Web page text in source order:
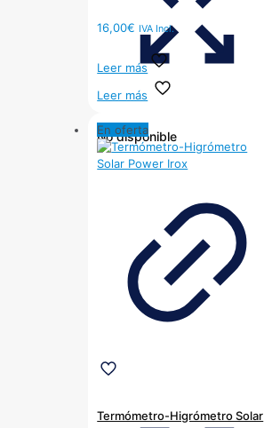
No disponible
16,00€ IVA Incl.
Leer más
Leer más
En oferta
Termómetro-Higrómetro Solar